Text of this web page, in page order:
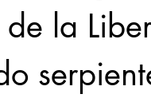
la